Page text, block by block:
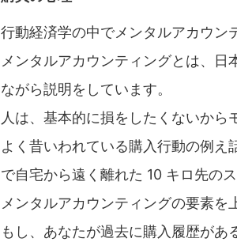
行動経済学の中でメンタルアカウン
メンタルアカウンティングとは、
ながら説明をしています。
人は、基本的に損をしたくないから
よく昔いわれている購入行動の例
で自宅から遠く離れた 10 キロ先の
メンタルアカウンティングの要素を
もし、あなたが過去に購入履歴が